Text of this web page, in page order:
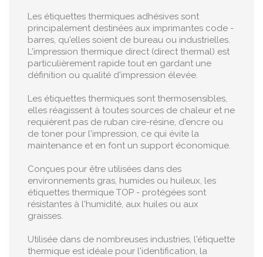
Les étiquettes thermiques adhésives sont
principalement destinées aux imprimantes code -
barres, qu'elles soient de bureau ou industrielles.
L'impression thermique direct (direct thermal) est
particulièrement rapide tout en gardant une
définition ou qualité d'impression élevée.
Les étiquettes thermiques sont thermosensibles,
elles réagissent à toutes sources de chaleur et ne
requièrent pas de ruban cire-résine, d'encre ou
de toner pour l'impression, ce qui évite la
maintenance et en font un support économique.
Conçues pour être utilisées dans des
environnements gras, humides ou huileux, les
étiquettes thermique TOP - protégées sont
résistantes à l'humidité, aux huiles ou aux
graisses.
Utilisée dans de nombreuses industries, l'étiquette
thermique est idéale pour l'identification, la